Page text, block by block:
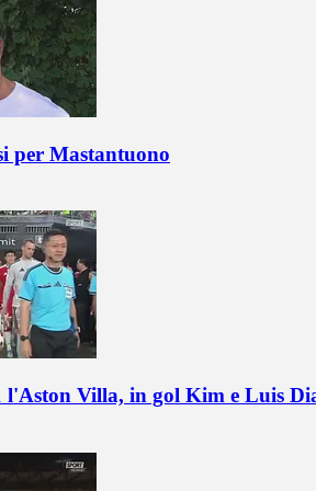
per Mastantuono
l'Aston Villa, in gol Kim e Luis